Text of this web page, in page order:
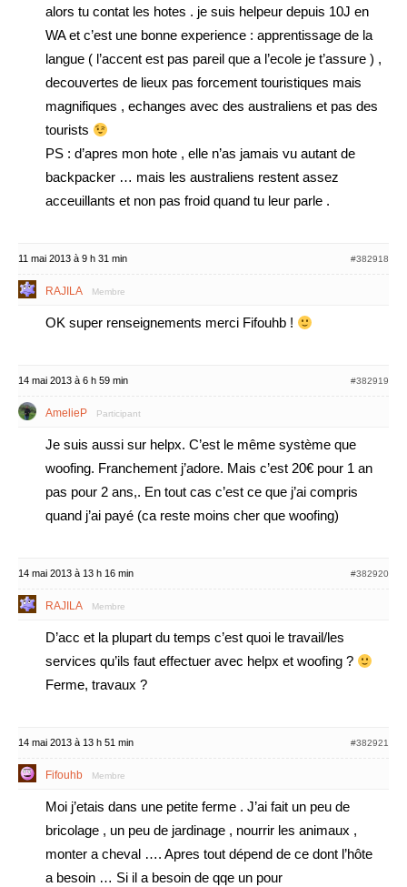
alors tu contat les hotes . je suis helpeur depuis 10J en
WA et c’est une bonne experience : apprentissage de la
langue ( l’accent est pas pareil que a l’ecole je t’assure ) ,
decouvertes de lieux pas forcement touristiques mais
magnifiques , echanges avec des australiens et pas des
tourists
PS : d’apres mon hote , elle n’as jamais vu autant de
backpacker … mais les australiens restent assez
acceuillants et non pas froid quand tu leur parle .
11 mai 2013 à 9 h 31 min #382918
RAJILA Membre
OK super renseignements merci Fifouhb !
14 mai 2013 à 6 h 59 min #382919
AmelieP Participant
Je suis aussi sur helpx. C’est le même système que
woofing. Franchement j’adore. Mais c’est 20€ pour 1 an
pas pour 2 ans,. En tout cas c’est ce que j’ai compris
quand j’ai payé (ca reste moins cher que woofing)
14 mai 2013 à 13 h 16 min #382920
RAJILA Membre
D’acc et la plupart du temps c’est quoi le travail/les
services qu’ils faut effectuer avec helpx et woofing ?
Ferme, travaux ?
14 mai 2013 à 13 h 51 min #382921
Fifouhb Membre
Moi j’etais dans une petite ferme . J’ai fait un peu de
bricolage , un peu de jardinage , nourrir les animaux ,
monter a cheval …. Apres tout dépend de ce dont l’hôte
a besoin … Si il a besoin de qqe un pour